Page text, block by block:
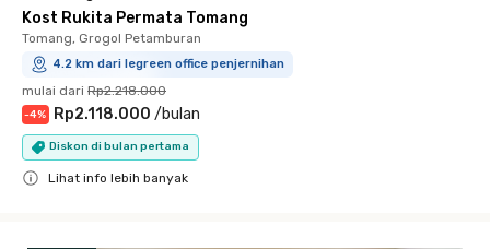
Kost Rukita Permata Tomang
Tomang, Grogol Petamburan
4.2 km dari legreen office penjernihan
mulai dari Rp2.218.000
-4% Rp2.118.000 /bulan
Diskon di bulan pertama
Lihat info lebih banyak